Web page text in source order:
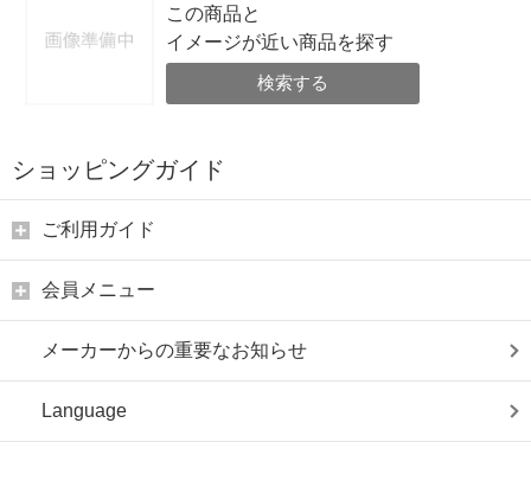
この商品と
イメージが近い商品を探す
検索する
ショッピングガイド
ご利用ガイド
会員メニュー
メーカーからの重要なお知らせ
Language